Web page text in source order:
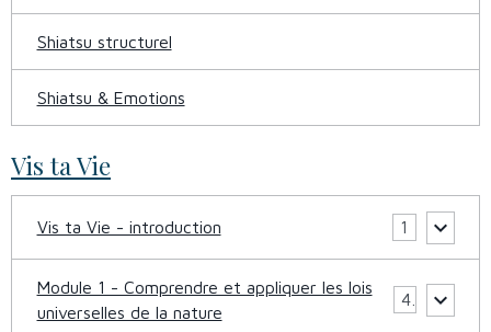
Shiatsu structurel
Shiatsu & Emotions
Vis ta Vie
Vis ta Vie - introduction 1
Module 1 - Comprendre et appliquer les lois
universelles de la nature